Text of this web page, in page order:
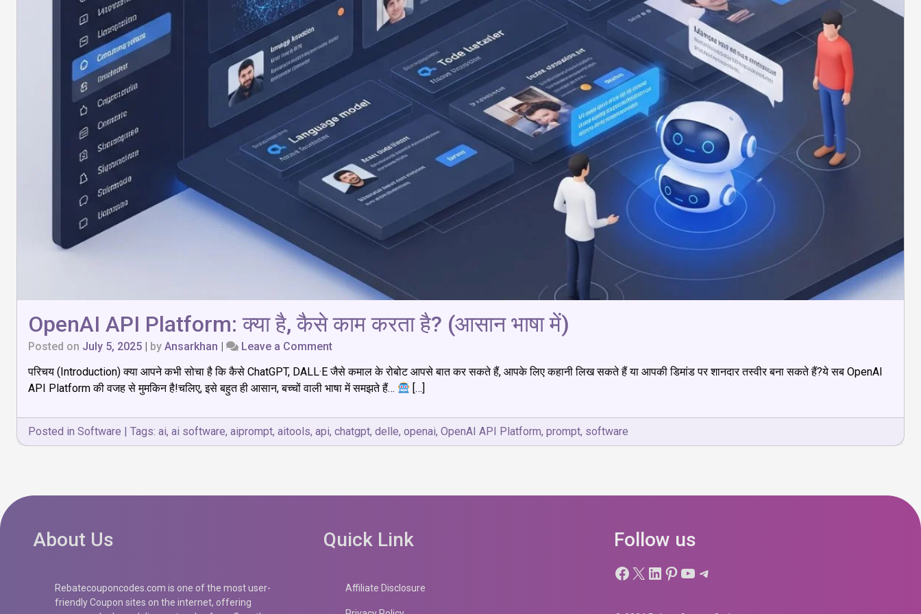
OpenAI API Platform: क्या है, कैसे काम करता है? (आसान भाषा में)
Posted on July 5, 2025 by Ansarkhan Leave a Commenton
API
Platform:
कैसे
काम
करता
परिचय (Introduction) क्या आपने कभी सोचा है कि कैसे ChatGPT, DALL·E जैसे कमाल के रोबोट आपसे बात कर सकते हैं, आपके लिए कहानी लिख सकते हैं या आपकी डिमांड पर शानदार तस्वीर बना सकते हैं?ये सब OpenAI
API Platform की वजह से मुमकिन है!चलिए, इसे बहुत ही आसान, बच्चों वाली भाषा में समझते हैं…
[…]
Posted in Software | Tags: ai, ai software, aiprompt, aitools, api, chatgpt, delle, openai, OpenAI API Platform, prompt, software
About Us
Rebatecouponcodes.com is one of the most user-
friendly Coupon sites on the internet, offering
Quick Link
Affiliate Disclosure
Follow us
Facebook
X LinkedIn
Pinterest
YouTube
Telegram